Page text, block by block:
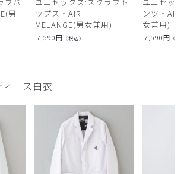
ブパ
男
ユニセックス:スクラブト
ップス・AIR
MELANGE(男女兼用)
7,590円 （税込）
ユニセッ
ンツ・AIR
女兼用)
7,590円 （税
ース白衣